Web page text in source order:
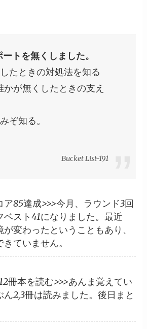
ートを無くしました。
たときの対処法を知る
かが無くしたときの支え
ぞ知る。
Bucket List-191
ア85達成>>>今月、ラウンド3回
ベスト41になりました。最近
変わったということもあり、
ていません。
冊本を読む>>>あんま覚えてい
ん2,3冊は読みました。後日まと